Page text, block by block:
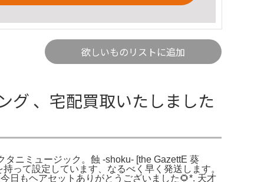
欲しいものリストに追加
グ 、宅配買取いたしました
ニミュージック。蝕 -shoku- [the GazettE 葵
って設定しています、なるべく早く発送します。
日もヘアセットありがとうございました🌻*. 天才